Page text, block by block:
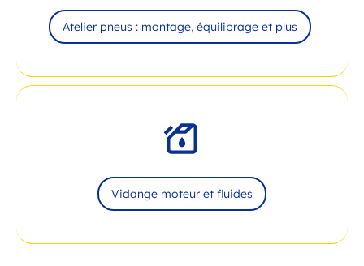
Atelier pneus : montage, équilibrage et plus
Vidange moteur et fluides